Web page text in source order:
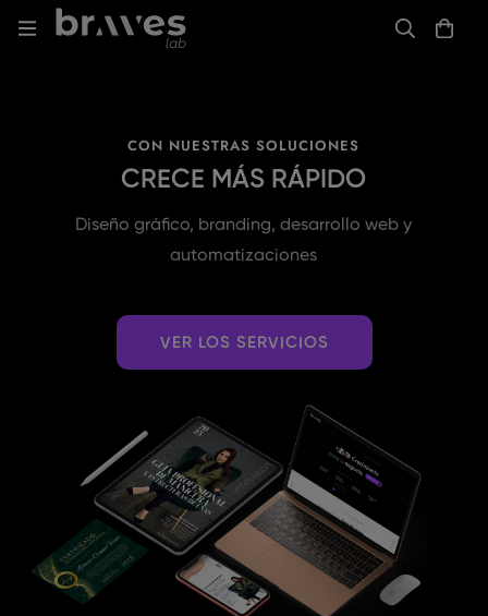
CON NUESTRAS SOLUCIONES
CRECE MÁS RÁPIDO
Diseño gráfico, branding, desarrollo web y
automatizaciones
VER LOS SERVICIOS